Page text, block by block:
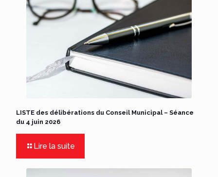
LISTE des délibérations du Conseil Municipal – Séance
du 4 juin 2026
Lire la suite